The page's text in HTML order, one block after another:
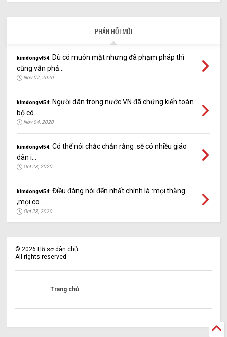
PHẢN HỒI MỚI
kimdongvt54: Dù có muôn mặt nhưng đã phạm pháp thì
cũng vẫn phả...
Nov 07, 2020
kimdongvt54: Người dân trong nước VN đã chứng kiến toàn
bộ cô...
Nov 04, 2020
kimdongvt54: Có thể nói chắc chắn rằng :sẽ có nhiều giáo
dân i...
Oct 28, 2020
kimdongvt54: Điều đáng nói đến nhất chính là :mọi thằng
,mọi co...
Oct 28, 2020
© 2026 Hồ sơ dân chủ
All rights reserved.
Trang chủ